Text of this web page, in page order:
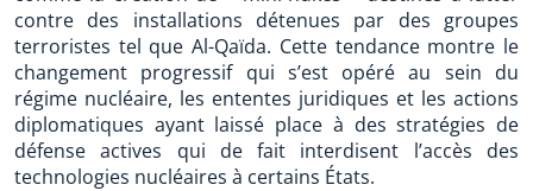
contre des installations détenues par des groupes
terroristes tel que Al-Qaïda. Cette tendance montre le
changement progressif qui s’est opéré au sein du
régime nucléaire, les ententes juridiques et les actions
diplomatiques ayant laissé place à des stratégies de
défense actives qui de fait interdisent l’accès des
technologies nucléaires à certains États.